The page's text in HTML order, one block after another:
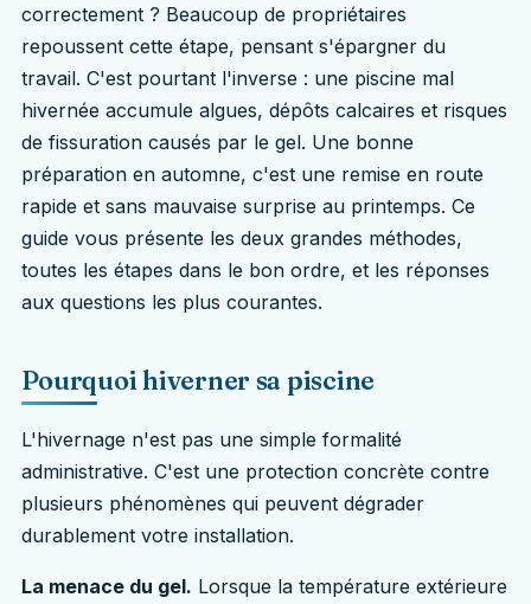
correctement ? Beaucoup de propriétaires
repoussent cette étape, pensant s'épargner du
travail. C'est pourtant l'inverse : une piscine mal
hivernée accumule algues, dépôts calcaires et risques
de fissuration causés par le gel. Une bonne
préparation en automne, c'est une remise en route
rapide et sans mauvaise surprise au printemps. Ce
guide vous présente les deux grandes méthodes,
toutes les étapes dans le bon ordre, et les réponses
aux questions les plus courantes.
Pourquoi hiverner sa piscine
L'hivernage n'est pas une simple formalité
administrative. C'est une protection concrète contre
plusieurs phénomènes qui peuvent dégrader
durablement votre installation.
La menace du gel. Lorsque la température extérieure